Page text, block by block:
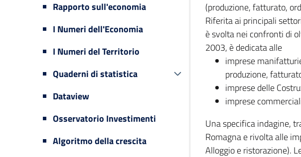
Rapporto sull'economia
I Numeri dell'Economia
I Numeri del Territorio
Quaderni di statistica
Dataview
Osservatorio Investimenti
Algoritmo della crescita
(produzione, fatturato,
Riferita ai principali
è svolta nei confronti di
2003, è dedicata alle
imprese
produzione,
imprese delle
imprese
Una specifica indagine,
Romagna e rivolta alle
Alloggio e ristorazione).